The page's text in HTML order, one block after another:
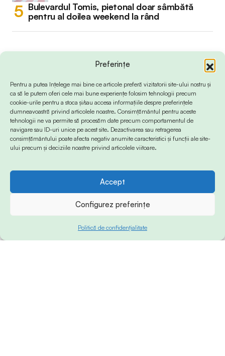
Preferințe
Pentru a putea înțelege mai bine ce articole preferă vizitatorii site-ului nostru și
ca să le putem oferi cele mai bune experiențe folosim tehnologii precum
cookie-urile pentru a stoca și/sau accesa informațiile despre preferințele
dumneavoastră privind articolele noastre. Consimțământul pentru aceste
tehnologii ne va permite să procesăm date precum comportamentul de
navigare sau ID-uri unice pe acest site. Dezactivarea sau retragerea
consimțământului poate afecta negativ anumite caracteristici și funcții ale site-
ului precum și deciziile noastre privind articolele viitoare.
Accept
Configurez preferințe
Politică de confidențialitate
Bulevardul Tomis, pietonal doar sâmbătă
pentru al doilea weekend la rând